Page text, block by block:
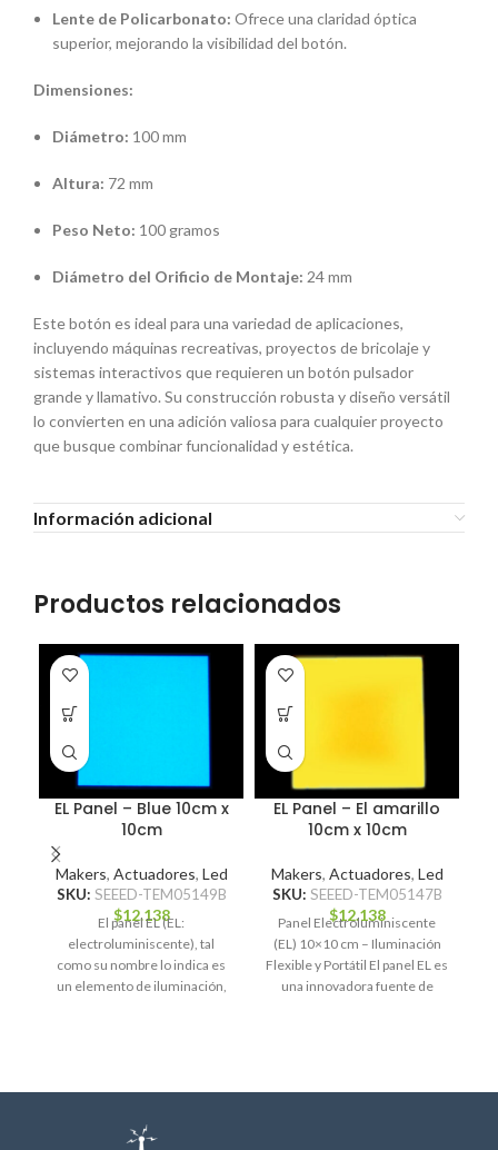
Lente de Policarbonato: Ofrece una claridad óptica
superior, mejorando la visibilidad del botón.
Dimensiones:
Diámetro: 100 mm
Altura: 72 mm
Peso Neto: 100 gramos
Diámetro del Orificio de Montaje: 24 mm
Este botón es ideal para una variedad de aplicaciones,
incluyendo máquinas recreativas, proyectos de bricolaje y
sistemas interactivos que requieren un botón pulsador
grande y llamativo. Su construcción robusta y diseño versátil
lo convierten en una adición valiosa para cualquier proyecto
que busque combinar funcionalidad y estética.
Información adicional
Productos relacionados
EL Panel – Blue 10cm x
10cm
Makers, Actuadores, Led
SKU: SEEED-TEM05149B
$12.138
El panel EL (EL:
electroluminiscente), tal
como su nombre lo indica es
un elemento de iluminación,
EL Panel – El amarillo
10cm x 10cm
Makers, Actuadores, Led
SKU: SEEED-TEM05147B
$12.138
Panel Electroluminiscente
(EL) 10×10 cm – Iluminación
Flexible y Portátil El panel EL es
una innovadora fuente de